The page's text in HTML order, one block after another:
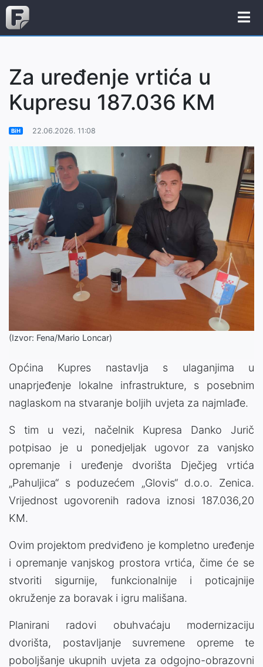
Za uređenje vrtića u
Kupresu 187.036 KM
BiH 22.06.2026. 11:08
(Izvor: Fena/Mario Loncar)
Općina Kupres nastavlja s ulaganjima u
unaprjeđenje lokalne infrastrukture, s posebnim
naglaskom na stvaranje boljih uvjeta za najmlađe.
S tim u vezi, načelnik Kupresa Danko Jurič
potpisao je u ponedjeljak ugovor za vanjsko
opremanje i uređenje dvorišta Dječjeg vrtića
„Pahuljica“ s poduzećem „Glovis“ d.o.o. Zenica.
Vrijednost ugovorenih radova iznosi 187.036,20
KM.
Ovim projektom predviđeno je kompletno uređenje
i opremanje vanjskog prostora vrtića, čime će se
stvoriti sigurnije, funkcionalnije i poticajnije
okruženje za boravak i igru mališana.
Planirani radovi obuhvaćaju modernizaciju
dvorišta, postavljanje suvremene opreme te
poboljšanje ukupnih uvjeta za odgojno-obrazovni